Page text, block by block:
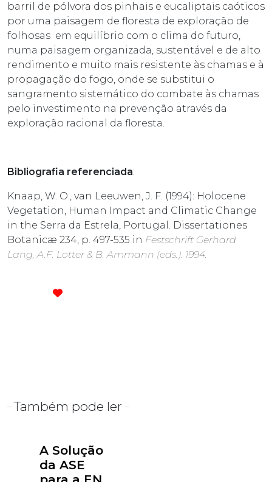
barril de pólvora dos pinhais e eucaliptais caóticos
por uma paisagem de floresta de exploração de
folhosas em equilíbrio com o clima do futuro,
numa paisagem organizada, sustentável e de alto
rendimento e muito mais resistente às chamas e à
propagação do fogo, onde se substitui o
sangramento sistemático do combate às chamas
pelo investimento na prevenção através da
exploração racional da floresta.
Bibliografia referenciada:
Knaap, W. O., van Leeuwen, J. F. (1994): Holocene
Vegetation, Human Impact and Climatic Change
in the Serra da Estrela, Portugal. Dissertationes
Botanicæ 234, p. 497-535 in Festschrift Gerhard
Lang, A.F. Lotter & B. Ammann (eds.). 1994.
Também pode ler
A Solução
da ASE